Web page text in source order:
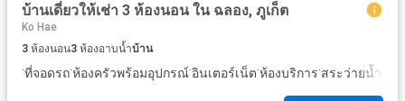
บ้านเดี่ยวให้เช่า 3 ห้องนอน ใน ฉลอง, ภูเก็ต
Ko Hae
3 ห้องนอน3 ห้องอาบน้ำบ้าน
·ที่จอดรถ·ห้องครัวพร้อมอุปกรณ์·อินเตอร์เน็ต·ห้องบริการ·สระว่ายน้ำ